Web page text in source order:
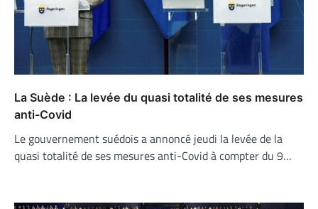
La Suède : La levée du quasi totalité de ses mesures
anti-Covid
Le gouvernement suédois a annoncé jeudi la levée de la
quasi totalité de ses mesures anti-Covid à compter du 9…